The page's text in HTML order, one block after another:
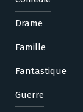
Drame
Famille
Fantastique
Guerre